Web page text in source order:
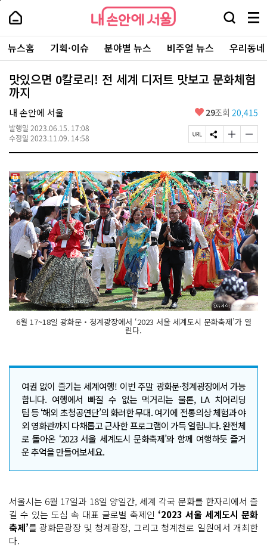
본
로
가
내
손
안
에
서
울
-
서
울
시
대
표
소
통
포
내
손
에
울
검
창
열
기
메
뉴
전
체
보
기
주
요
서
뉴스홈 기획·이슈 분야별 뉴스 비주얼 뉴스 우리동
맛있으면 0칼로리! 전 세계 디저트 맛보고 문화체험
까지
내 손안에 서울
발행일 2023.06.15. 17:08
수정일 2023.11.09. 14:58
좋
요
29조회 20,415
페
이
U
R
L
복
사
S
N
공
유
하
기
글
자
기
크
게
변
경
하
기
글
자
기
작
게
변
경
하
기
6월 17~18일 광화문‧청계광장에서 ‘2023 서울 세계도시 문화축제’가 열
린다.
여권 없이 즐기는 세계여행! 이번 주말 광화문·청계광장에서 가능
합니다. 여행에서 빠질 수 없는 먹거리는 물론, LA 치어리딩
팀 등 ‘해외 초청공연단’의 화려한 무대. 여기에 전통의상 체험과 야
외 영화관까지 다채롭고 근사한 프로그램이 가득 열립니다. 완전체
로 돌아온 ‘2023 서울 세계도시 문화축제’와 함께 여행하듯 즐거
운 추억을 만들어보세요.
서울시는 6월 17일과 18일 양일간, 세계 각국 문화를 한자리에서 즐
길 수 있는 도심 속 대표 글로벌 축제인 ‘2023 서울 세계도시 문화
축제’를 광화문광장 및 청계광장, 그리고 청계천로 일원에서 개최한
다.
페
상
단
로